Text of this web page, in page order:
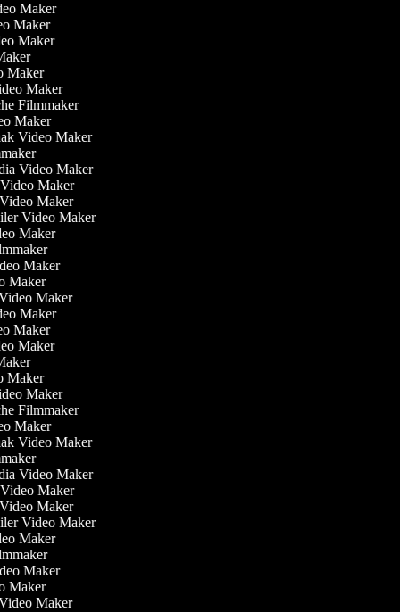
Maker
Maker
Maker
Maker
Maker
Filmmaker
Maker
Video Maker
Video Maker
Video Maker
Video Maker
Video Maker
Maker
Maker
Maker
Maker
Maker
Maker
Maker
Maker
Maker
Filmmaker
Maker
Video Maker
Video Maker
Video Maker
Video Maker
Video Maker
Maker
Maker
Maker
Maker